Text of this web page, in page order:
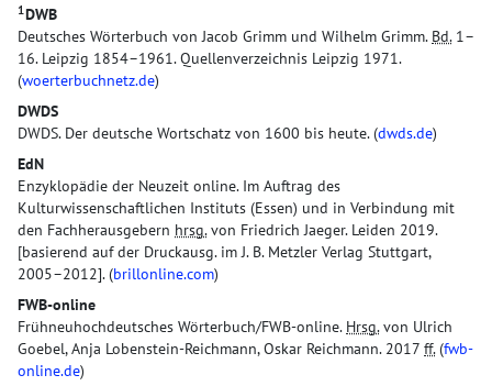
1 DWB
Deutsches Wörterbuch von Jacob Grimm und Wilhelm Grimm. Bd.1–
16. Leipzig 1854–1961. Quellenverzeichnis Leipzig 1971.
(woerterbuchnetz.de)
DWDS
DWDS. Der deutsche Wortschatz von 1600 bis heute. (dwds.de)
EdN
Enzyklopädie der Neuzeit online. Im Auftrag des
Kulturwissenschaftlichen Instituts (Essen) und in Verbindung mit
den Fachherausgebern hrsg.von Friedrich Jaeger. Leiden 2019.
[basierend auf der Druckausg. im J. B. Metzler Verlag Stuttgart,
2005–2012]. (brillonline.com)
FWB-online
Frühneuhochdeutsches Wörterbuch/FWB-online. Hrsg.von Ulrich
Goebel, Anja Lobenstein-Reichmann, Oskar Reichmann. 2017 ff.(fwb-
online.de)